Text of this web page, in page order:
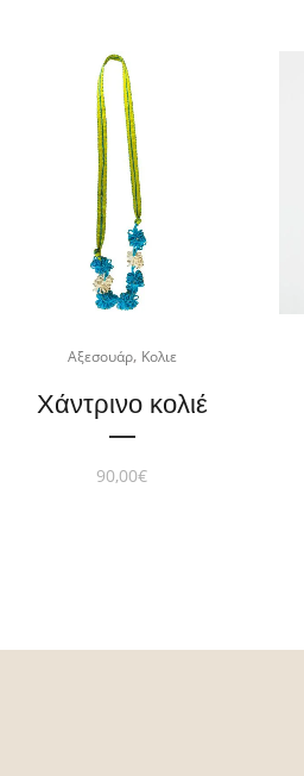
Αξεσουάρ, Κολιε
Χάντρινο κολιέ
90,00€